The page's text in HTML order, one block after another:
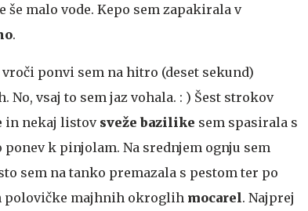
malo vode. Kepo sem zapakirala v
.
ponvi sem na hitro (deset sekund)
No, vsaj to sem jaz vohala. : ) Šest strokov
in nekaj listov sveže bazilike sem spasirala s
k pinjolam. Na srednjem ognju sem
sem na tanko premazala s pestom ter po
polovičke majhnih okroglih mocarel. Najprej